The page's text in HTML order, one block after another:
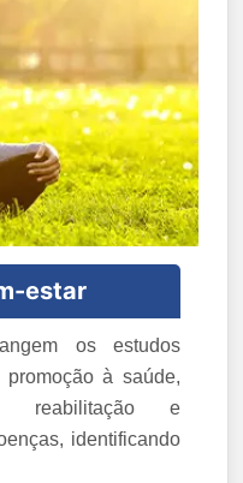
estar
os estudos
à saúde,
reabilitação e
identificando